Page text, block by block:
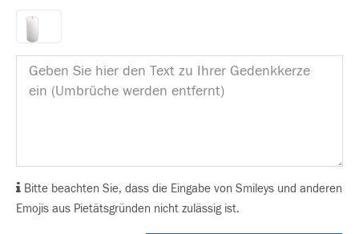
Bitte beachten Sie, dass die Eingabe von Smileys und anderen
Emojis aus Pietätsgründen nicht zulässig ist.